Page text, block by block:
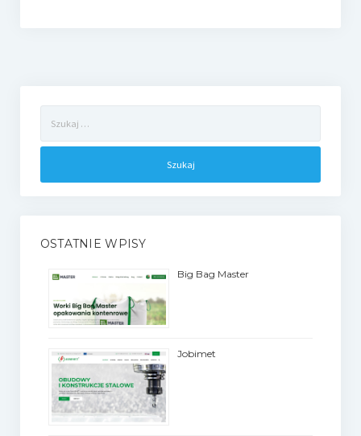
OSTATNIE WPISY
Big Bag Master
Jobimet